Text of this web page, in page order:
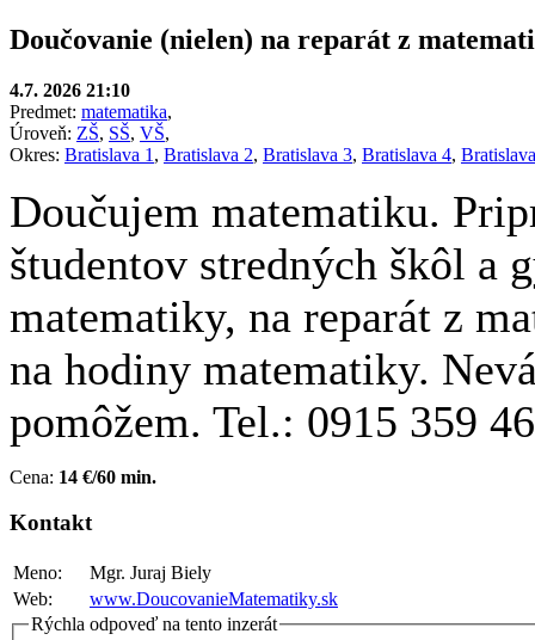
Doučovanie (nielen) na reparát z
4.7. 2026 21:10
Predmet: matematika,
Úroveň: ZŠ, SŠ, VŠ,
Okres: Bratislava 1 , Bratislava 2, Bratislava 3, Bratislava 4,
Doučujem matematiku.
študentov stredných škôl a
matematiky, na reparát z
na hodiny matematiky.
pomôžem. Tel.: 0915 359
Cena: 14 €/60 min.
Kontakt
Meno:
Mgr. Juraj Biely
Web:
www.DoucovanieMatematiky.sk
Rýchla odpoveď na tento inzerát